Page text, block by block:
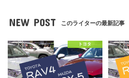
NEW POST このライターの最新記事
トヨタ